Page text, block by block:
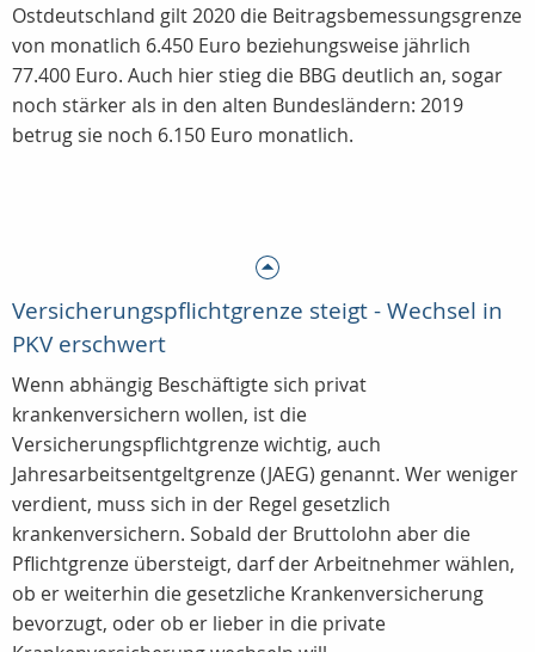
Ostdeutschland gilt 2020 die Beitragsbemessungsgrenze
von monatlich 6.450 Euro beziehungsweise jährlich
77.400 Euro. Auch hier stieg die BBG deutlich an, sogar
noch stärker als in den alten Bundesländern: 2019
betrug sie noch 6.150 Euro monatlich.
Versicherungspflichtgrenze steigt - Wechsel in
PKV erschwert
Wenn abhängig Beschäftigte sich privat
krankenversichern wollen, ist die
Versicherungspflichtgrenze wichtig, auch
Jahresarbeitsentgeltgrenze (JAEG) genannt. Wer weniger
verdient, muss sich in der Regel gesetzlich
krankenversichern. Sobald der Bruttolohn aber die
Pflichtgrenze übersteigt, darf der Arbeitnehmer wählen,
ob er weiterhin die gesetzliche Krankenversicherung
bevorzugt, oder ob er lieber in die private